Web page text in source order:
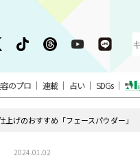
のプロ 連載 占い SDGs
げのおすすめ「フェースパウダー」
2024.01.02